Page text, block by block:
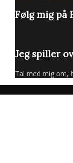
Følg mig på
Jeg spiller
Tal med mig om,